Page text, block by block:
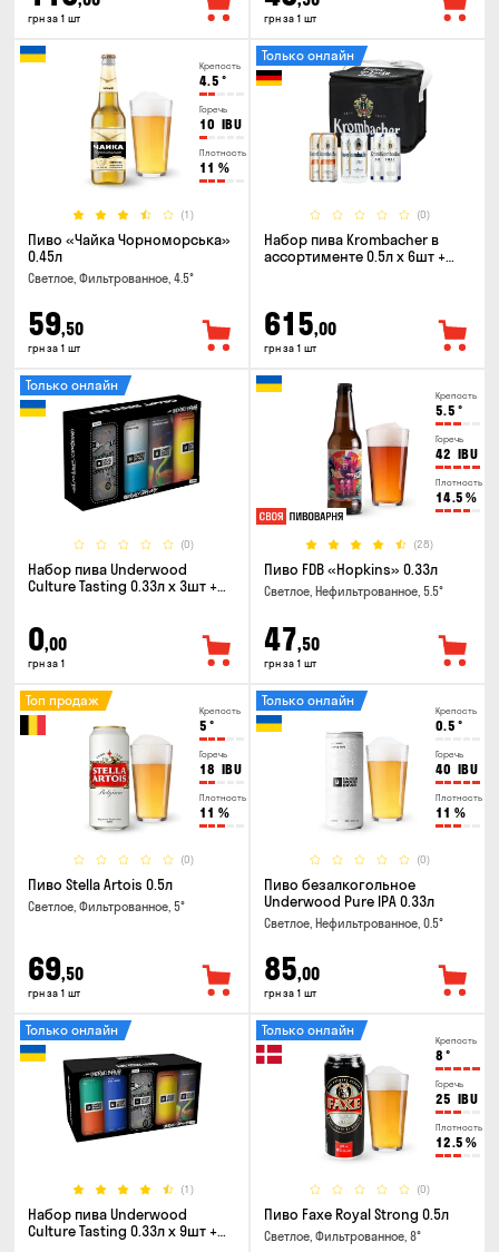
грн за 1 шт грн за 1 шт
Крепость
4.5 °
Горечь
10 IBU
Плотность
11 %
(1)
Пиво «Чайка Чорноморська»
0.45л
Светлое, Фильтрованное, 4.5°
59,50
грн за 1 шт
(0)
Только онлайн
Набор пива Krombacher в
ассортименте 0.5л х 6шт +
615,00
грн за 1 шт
(0)
Только онлайн
Набор пива Underwood
Culture Tasting 0.33л x 3шт +
0,00
грн за 1
Крепость
5.5 °
Горечь
42 IBU
Плотность
14.5 %
(28)
Пиво FDB «Hopkins» 0.33л
Светлое, Нефильтрованное, 5.5°
47,50
грн за 1 шт
Крепость
5 °
Горечь
18 IBU
Плотность
11 %
(0)
Топ продаж
Пиво Stella Artois 0.5л
Светлое, Фильтрованное, 5°
69,50
грн за 1 шт
Крепость
0.5 °
Горечь
40 IBU
Плотность
11 %
(0)
Только онлайн
Пиво безалкогольное
Underwood Pure IPA 0.33л
Светлое, Нефильтрованное, 0.5°
85,00
грн за 1 шт
(1)
Только онлайн
Набор пива Underwood
Culture Tasting 0.33л x 9шт +
Крепость
8 °
Горечь
25 IBU
Плотность
12.5 %
(0)
Только онлайн
Пиво Faxe Royal Strong 0.5л
Светлое, Фильтрованное, 8°